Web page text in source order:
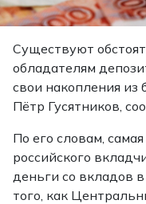
Существуют
обладателям
свои накопления из
Пётр Гусятников,
По его словам,
российского
деньги со вкладов
того, как